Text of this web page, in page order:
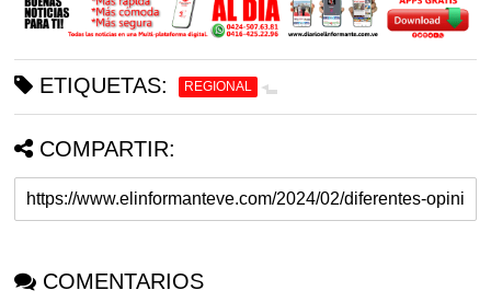
ETIQUETAS: REGIONAL
COMPARTIR:
COMENTARIOS